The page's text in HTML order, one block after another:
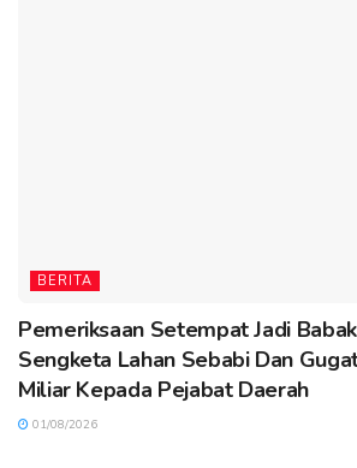
BERITA
Pemeriksaan Setempat Jadi
Sengketa Lahan Sebabi Dan
Miliar Kepada Pejabat Daerah
01/08/2026